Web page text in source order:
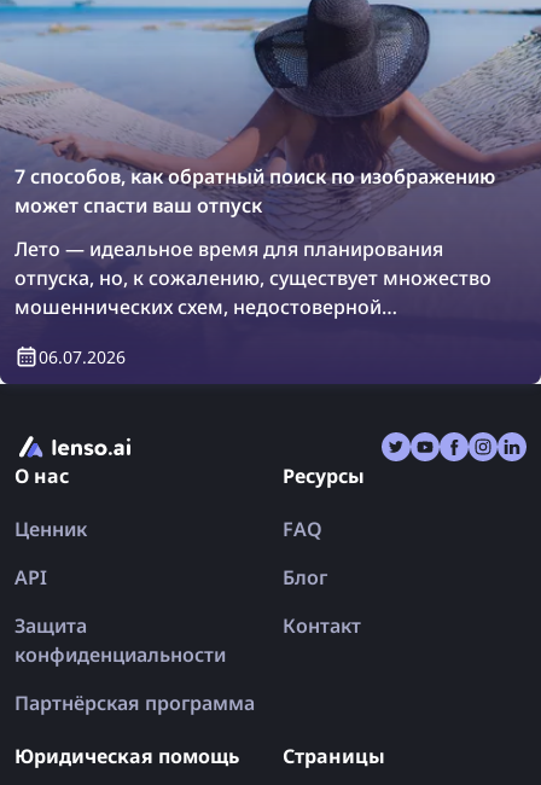
7 способов, как обратный поиск по изображению
может спасти ваш отпуск
Лето — идеальное время для планирования
отпуска, но, к сожалению, существует множество
мошеннических схем, недостоверной
могут сбить вас с пути. В результате вы можете
Давайте разберёмся, как обратный поиск по
изображению может раз и навсегда спасти ваш
06.07.2026
О нас
Ценник
API
Защита
конфиденциальности
Партнёрская программа
Ресурсы
FAQ
Блог
Контакт
Юридическая помощь Страницы